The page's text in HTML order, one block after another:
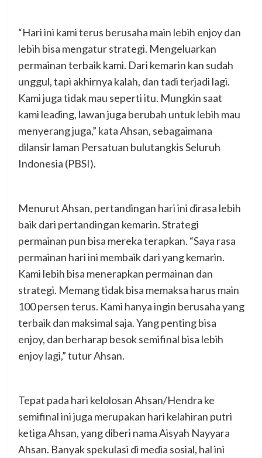
“Hari ini kami terus berusaha main lebih enjoy dan
lebih bisa mengatur strategi. Mengeluarkan
permainan terbaik kami. Dari kemarin kan sudah
unggul, tapi akhirnya kalah, dan tadi terjadi lagi.
Kami juga tidak mau seperti itu. Mungkin saat
kami leading, lawan juga berubah untuk lebih mau
menyerang juga,” kata Ahsan, sebagaimana
dilansir laman Persatuan bulutangkis Seluruh
Indonesia (PBSI).
Menurut Ahsan, pertandingan hari ini dirasa lebih
baik dari pertandingan kemarin. Strategi
permainan pun bisa mereka terapkan. “Saya rasa
permainan hari ini membaik dari yang kemarin.
Kami lebih bisa menerapkan permainan dan
strategi. Memang tidak bisa memaksa harus main
100 persen terus. Kami hanya ingin berusaha yang
terbaik dan maksimal saja. Yang penting bisa
enjoy, dan berharap besok semifinal bisa lebih
enjoy lagi,” tutur Ahsan.
Tepat pada hari kelolosan Ahsan/Hendra ke
semifinal ini juga merupakan hari kelahiran putri
ketiga Ahsan, yang diberi nama Aisyah Nayyara
Ahsan. Banyak spekulasi di media sosial, hal ini